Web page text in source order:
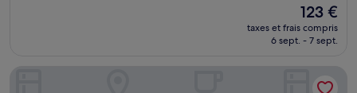
Le
nouveau
prix
123 €
123 €
taxes et frais compris
6 sept. - 7 sept.
Jackotel Orleans